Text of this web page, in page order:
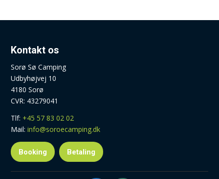
Kontakt os
Sorø Sø Camping
Udbyhøjvej 10
4180 Sorø
CVR: 43279041
Tlf: +45 57 83 02 02
Mail:info@soroecamping.dk
Booking Betaling